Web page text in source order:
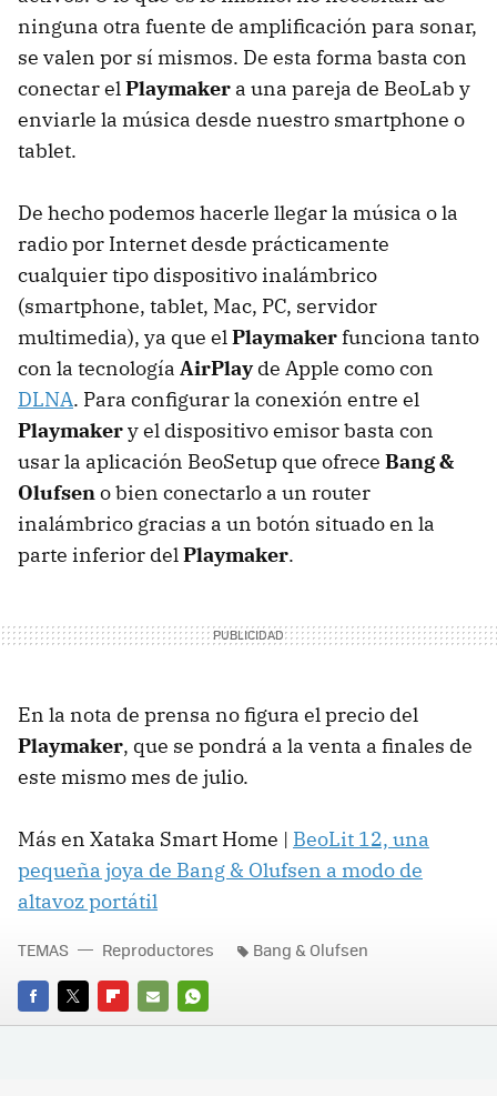
ninguna otra fuente de amplificación para sonar,
se valen por sí mismos. De esta forma basta con
conectar elPlaymaker a una pareja de BeoLab y
enviarle la música desde nuestro smartphone o
tablet.
De hecho podemos hacerle llegar la música o la
radio por Internet desde prácticamente
cualquier tipo dispositivo inalámbrico
(smartphone, tablet, Mac, PC, servidor
multimedia), ya que elPlaymakerfunciona tanto
con la tecnología AirPlayde Apple como con
DLNA. Para configurar la conexión entre el
Playmakery el dispositivo emisor basta con
usar la aplicación BeoSetup que ofrece Bang &
Olufseno bien conectarlo a un router
inalámbrico gracias a un botón situado en la
parte inferior delPlaymaker.
En la nota de prensa no figura el precio del
Playmaker, que se pondrá a la venta a finales de
este mismo mes de julio.
Más en Xataka Smart Home | BeoLit 12, una
pequeña joya de Bang & Olufsen a modo de
altavoz portátil
FACEBOOK
TWITTERFLIPBOARD
E-
WHATSAPP
TEMAS Reproductores Bang & Olufsen